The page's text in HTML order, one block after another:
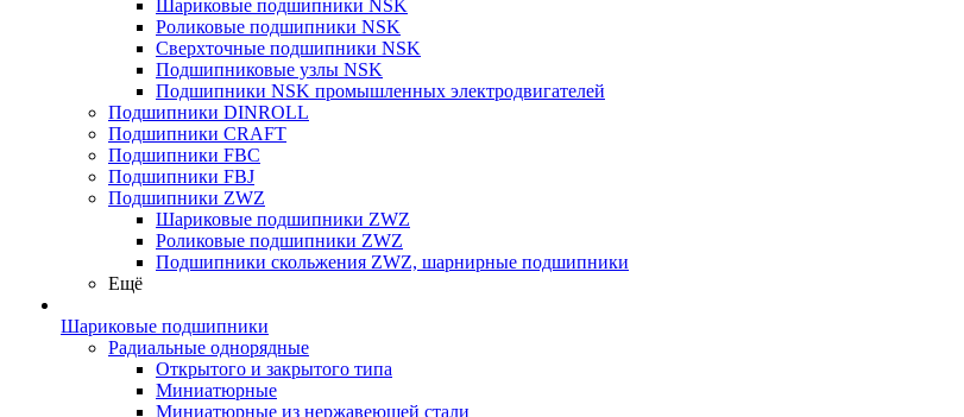
Шариковые подшипники NSK
Роликовые подшипники NSK
Сверхточные подшипники NSK
Подшипниковые узлы NSK
Подшипники NSK промышленных электродвигателей
Подшипники DINROLL
Подшипники CRAFT
Подшипники FBC
Подшипники FBJ
Подшипники ZWZ
Шариковые подшипники ZWZ
Роликовые подшипники ZWZ
Подшипники скольжения ZWZ, шарнирные подшипники
Ещё
Шариковые подшипники
Радиальные однорядные
Открытого и закрытого типа
Миниатюрные
Миниатюрные из нержавеющей стали